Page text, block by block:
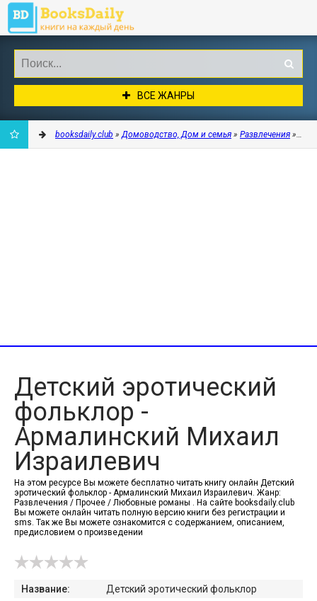
ВСЕ ЖАНРЫ
booksdaily.club »Домоводство, Дом и семья » Развлечения »
Детский эротический
фольклор -
Армалинский Михаил
Израилевич
На этом ресурсе Вы можете бесплатно читать книгу онлайн Детский
эротический фольклор - Армалинский Михаил Израилевич. Жанр:
Развлечения / Прочее / Любовные романы . На сайте booksdaily.club
Вы можете онлайн читать полную версию книги без регистрации и
sms. Так же Вы можете ознакомится с содержанием, описанием,
предисловием о произведении
Название: Детский эротический фольклор